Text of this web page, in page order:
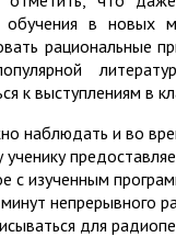
обучения в новых
рациональные
к выступлениям в
наблюдать и во
с изученным
непрерывного
для